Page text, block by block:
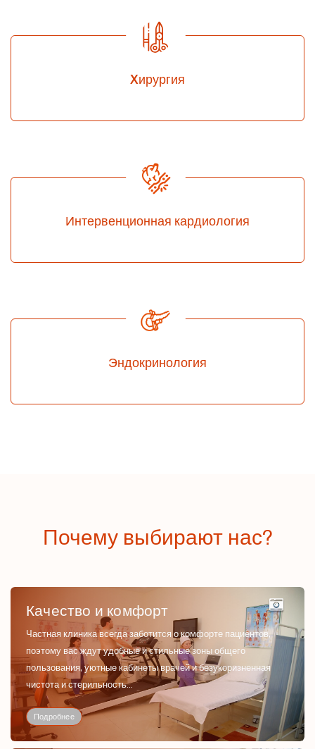
Xирургия
Интервенционная кардиология
Эндокринология
Почему выбирают нас?
Качество и комфорт
Частная клиника всегда заботится о комфорте пациентов,
поэтому вас ждут удобные и стильные зоны общего
пользования, уютные кабинеты врачей и безукоризненная
чистота и стерильность...
Подробнее